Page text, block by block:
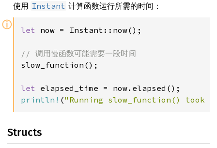
使用 Instant 计算函数运行所需的时间：
ⓘ let now = Instant::now();
slow_function();
let
println! ("Running slow_function() took
Structs